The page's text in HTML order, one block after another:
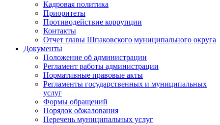
Кадровая политика
Приоритеты
Противодействие коррупции
Контакты
Отчет главы Шпаковского муниципального округа
Документы
Положение об администрации
Регламент работы администрации
Нормативные правовые акты
Регламенты государственных и муниципальных
услуг
Формы обращений
Порядок обжалования
Перечень муниципальных услуг